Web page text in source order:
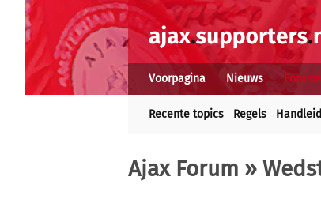
Voorpagina Nieuws Forums
Recente topics Regels
Ajax Forum »